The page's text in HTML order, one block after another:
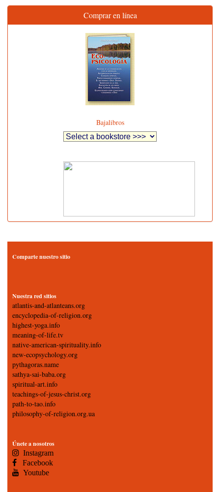
Comprar en línea
Bajalibros
Comparte nuestro sitio
Nuestra red sitios
atlantis-and-atlanteans.org
encyclopedia-of-religion.org
highest-yoga.info
meaning-of-life.tv
native-american-spirituality.info
new-ecopsychology.org
pythagoras.name
sathya-sai-baba.org
spiritual-art.info
teachings-of-jesus-christ.org
path-to-tao.info
philosophy-of-religion.org.ua
Únete a nosotros
Instagram
Facebook
Youtube